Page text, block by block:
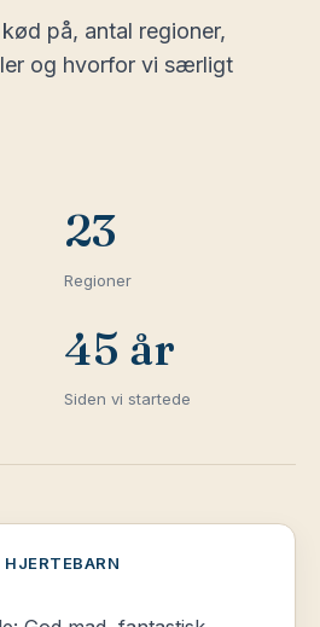
på, antal regioner,
og hvorfor vi særligt
23
Regioner
45 år
Siden vi startede
HJERTEBARN